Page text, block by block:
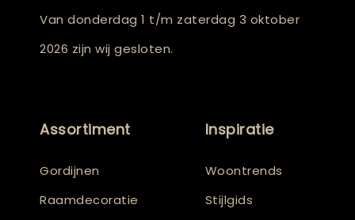
Van donderdag 1 t/m zaterdag 3 oktober
2026 zijn wij gesloten.
Assortiment
Gordijnen
Raamdecoratie
Inspiratie
Woontrends
Stijlgids